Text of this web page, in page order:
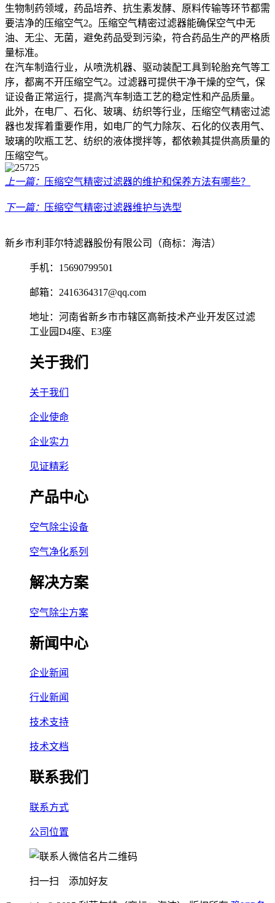
生物制药领域，药品培养、抗生素发酵、原料传输等环节都需
要洁净的压缩空气2。压缩空气精密过滤器能确保空气中无
油、无尘、无菌，避免药品受到污染，符合药品生产的严格质
量标准。
在汽车制造行业，从喷洗机器、驱动装配工具到轮胎充气等工
序，都离不开压缩空气2。过滤器可提供干净干燥的空气，保
证设备正常运行，提高汽车制造工艺的稳定性和产品质量。
此外，在电厂、石化、玻璃、纺织等行业，压缩空气精密过滤
器也发挥着重要作用，如电厂的气力除灰、石化的仪表用气、
玻璃的吹瓶工艺、纺织的液体搅拌等，都依赖其提供高质量的
压缩空气。
上一篇： 压缩空气精密过滤器的维护和保养方法有哪些？
下一篇： 压缩空气精密过滤器维护与选型
新乡市利菲尔特滤器股份有限公司（商标：海洁）
手机：15690799501
邮箱：2416364317@qq.com
地址：河南省新乡市市辖区高新技术产业开发区过滤
工业园D4座、E3座
关于我们
关于我们
企业使命
企业实力
见证精彩
产品中心
空气除尘设备
空气净化系列
解决方案
空气除尘方案
新闻中心
企业新闻
行业新闻
技术支持
技术文档
联系我们
联系方式
公司位置
扫一扫 添加好友